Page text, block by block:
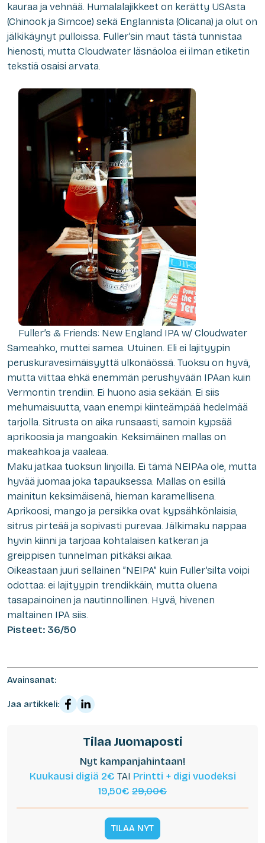
kauraa ja vehnää. Humalalajikkeet on kerätty USAsta
(Chinook ja Simcoe) sekä Englannista (Olicana) ja olut on
jälkikäynyt pulloissa. Fuller’sin maut tästä tunnistaa
hienosti, mutta Cloudwater läsnäoloa ei ilman etiketin
tekstiä osaisi arvata.
Fuller’s & Friends: New England IPA w/ Cloudwater
Sameahko, muttei samea. Utuinen. Eli ei lajityypin
peruskuravesimäisyyttä ulkonäössä. Tuoksu on hyvä,
mutta viittaa ehkä enemmän perushyvään IPAan kuin
Vermontin trendiin. Ei huono asia sekään. Ei siis
mehumaisuutta, vaan enempi kiinteämpää hedelmää
tarjolla. Sitrusta on aika runsaasti, samoin kypsää
aprikoosia ja mangoakin. Keksimäinen mallas on
makeahkoa ja vaaleaa.
Maku jatkaa tuoksun linjoilla. Ei tämä NEIPAa ole, mutta
hyvää juomaa joka tapauksessa. Mallas on esillä
mainitun keksimäisenä, hieman karamellisena.
Aprikoosi, mango ja persikka ovat kypsähkönlaisia,
sitrus pirteää ja sopivasti purevaa. Jälkimaku nappaa
hyvin kiinni ja tarjoaa kohtalaisen katkeran ja
greippisen tunnelman pitkäksi aikaa.
Oikeastaan juuri sellainen ”NEIPA” kuin Fuller’silta voipi
odottaa: ei lajityypin trendikkäin, mutta oluena
tasapainoinen ja nautinnollinen. Hyvä, hivenen
maltainen IPA siis.
Pisteet: 36/50
Avainsanat:
Jaa artikkeli:
Tilaa Juomaposti
Nyt kampanjahintaan!
Kuukausi digiä 2€ TAI Printti + digi vuodeksi
19,50€ 29,00€
TILAA NYT